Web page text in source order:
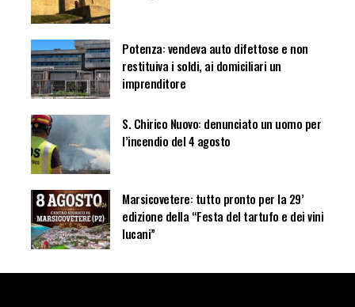
Potenza: vendeva auto difettose e non
restituiva i soldi, ai domiciliari un
imprenditore
S. Chirico Nuovo: denunciato un uomo per
l’incendio del 4 agosto
Marsicovetere: tutto pronto per la 29’
edizione della “Festa del tartufo e dei vini
lucani”